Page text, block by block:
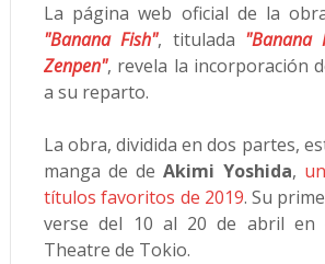
La página web oficial de la
"Banana Fish", titulada "Banana
Zenpen", revela la incorporación
a su reparto.
La obra, dividida en dos partes,
manga de deAkimi Yoshida,
títulos favoritos de 2019. Su
verse del 10 al 20 de abril en
Theatre de Tokio.